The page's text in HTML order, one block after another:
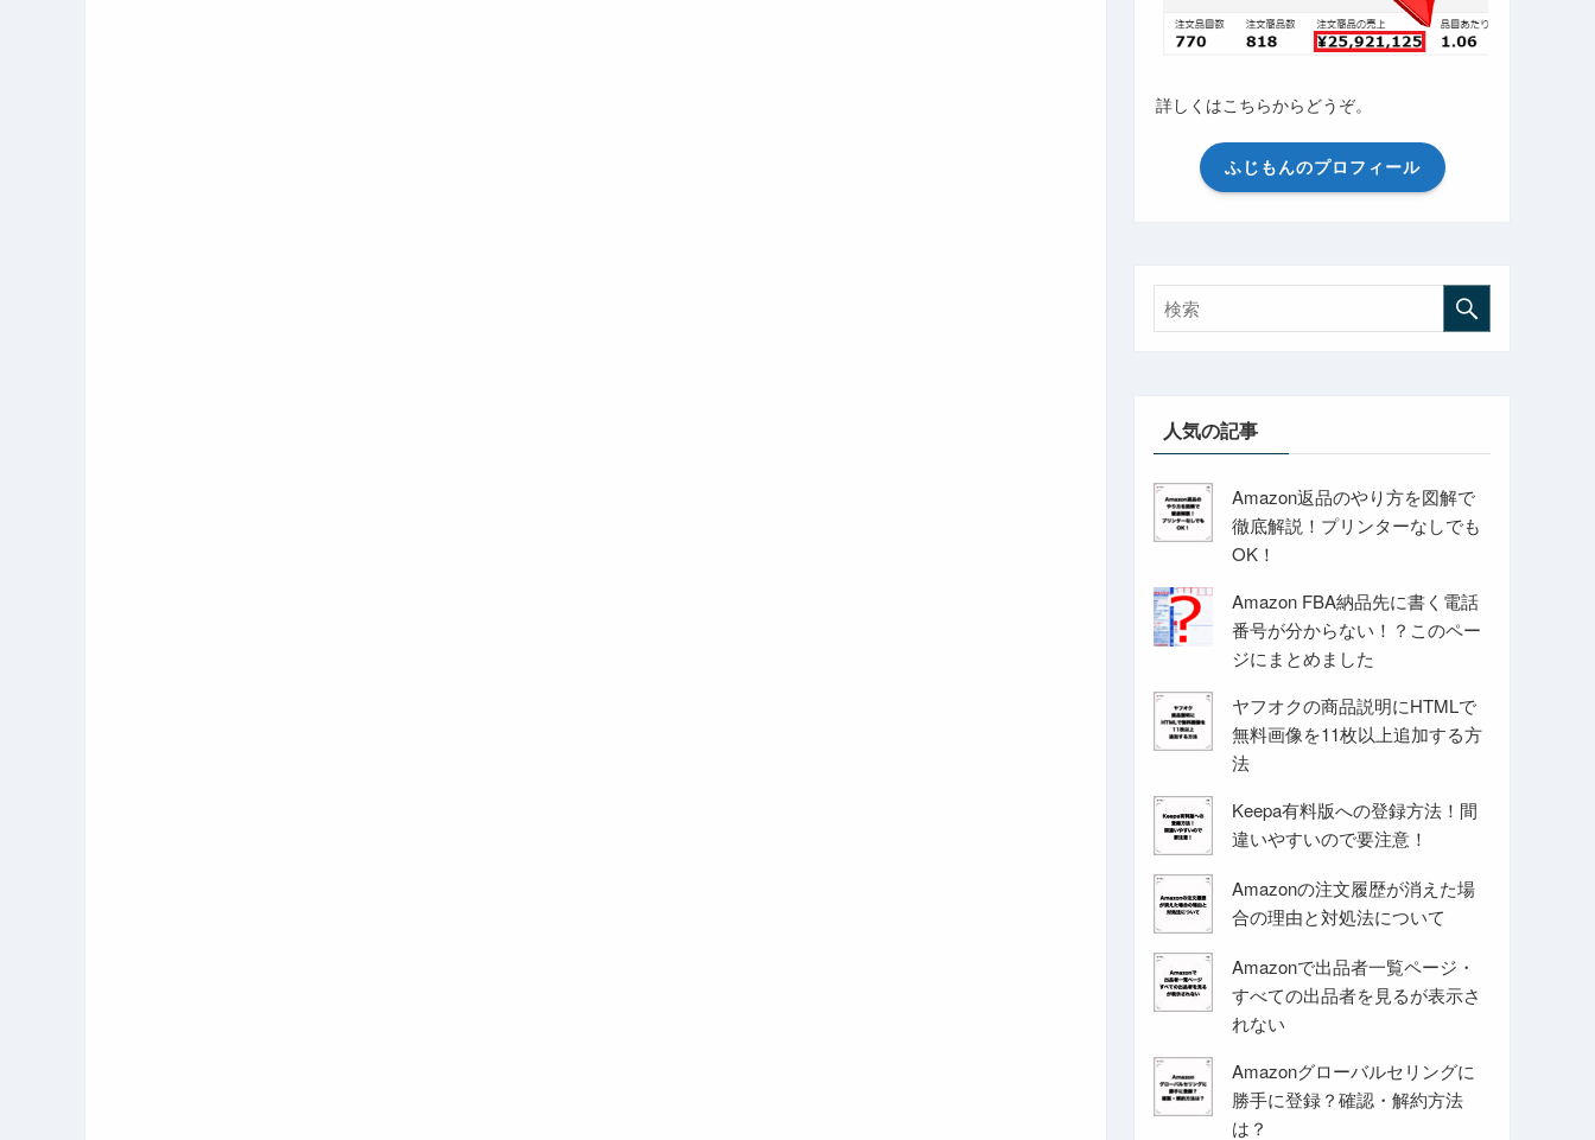
詳しくはこちらからどうぞ。
ふじもんのプロフィール
人気の記事
Amazon返品のやり方を図解で
徹底解説！プリンターなしでも
OK！
Amazon FBA納品先に書く電話
番号が分からない！？このペー
ジにまとめました
ヤフオクの商品説明にHTMLで
無料画像を11枚以上追加する方
法
Keepa有料版への登録方法！間
違いやすいので要注意！
Amazonの注文履歴が消えた場
合の理由と対処法について
Amazonで出品者一覧ページ・
すべての出品者を見るが表示さ
れない
Amazonグローバルセリングに
勝手に登録？確認・解約方法
は？